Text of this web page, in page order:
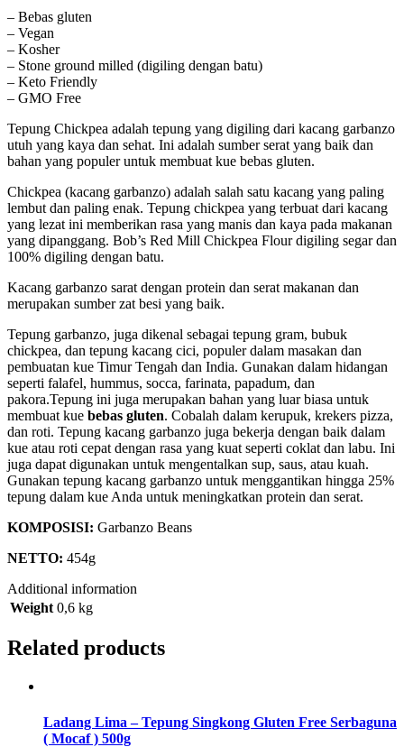
– Bebas gluten
– Vegan
– Kosher
– Stone ground milled (digiling dengan batu)
– Keto Friendly
– GMO Free
Tepung Chickpea adalah tepung yang digiling dari kacang garbanzo
utuh yang kaya dan sehat. Ini adalah sumber serat yang baik dan
bahan yang populer untuk membuat kue bebas gluten.
Chickpea (kacang garbanzo) adalah salah satu kacang yang paling
lembut dan paling enak. Tepung chickpea yang terbuat dari kacang
yang lezat ini memberikan rasa yang manis dan kaya pada makanan
yang dipanggang. Bob’s Red Mill Chickpea Flour digiling segar dan
100% digiling dengan batu.
Kacang garbanzo sarat dengan protein dan serat makanan dan
merupakan sumber zat besi yang baik.
Tepung garbanzo, juga dikenal sebagai tepung gram, bubuk
chickpea, dan tepung kacang cici, populer dalam masakan dan
pembuatan kue Timur Tengah dan India. Gunakan dalam hidangan
seperti falafel, hummus, socca, farinata, papadum, dan
pakora.Tepung ini juga merupakan bahan yang luar biasa untuk
membuat kue bebas gluten. Cobalah dalam kerupuk, krekers pizza,
dan roti. Tepung kacang garbanzo juga bekerja dengan baik dalam
kue atau roti cepat dengan rasa yang kuat seperti coklat dan labu. Ini
juga dapat digunakan untuk mengentalkan sup, saus, atau kuah.
Gunakan tepung kacang garbanzo untuk menggantikan hingga 25%
tepung dalam kue Anda untuk meningkatkan protein dan serat.
KOMPOSISI: Garbanzo Beans
NETTO: 454g
Additional information
Weight 0,6 kg
Related products
Ladang Lima – Tepung Singkong Gluten Free Serbaguna
( Mocaf ) 500g